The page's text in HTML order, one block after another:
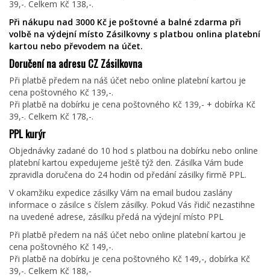
39,-. Celkem Kč 138,-.
Při nákupu nad 3000 Kč je poštovné a balné zdarma při
volbě na výdejní místo Zásilkovny s platbou onlina platební
kartou nebo převodem na účet.
Doručení na adresu CZ Zásilkovna
Při platbě předem na náš účet nebo online platební kartou je
cena poštovného Kč 139,-.
Při platbě na dobírku je cena poštovného Kč 139,- + dobírka Kč
39,-. Celkem Kč 178,-.
PPL kurýr
Objednávky zadané do 10 hod s platbou na dobírku nebo online
platební kartou expedujeme ještě týž den. Zásilka Vám bude
zpravidla doručena do 24 hodin od předání zásilky firmě PPL.
V okamžiku expedice zásilky Vám na email budou zaslány
informace o zásilce s číslem zásilky. Pokud Vás řidič nezastihne
na uvedené adrese, zásilku předá na výdejní místo PPL
Při platbě předem na náš účet nebo online platební kartou je
cena poštovného Kč 149,-.
Při platbě na dobírku je cena poštovného Kč 149,-, dobírka Kč
39,-. Celkem Kč 188,-